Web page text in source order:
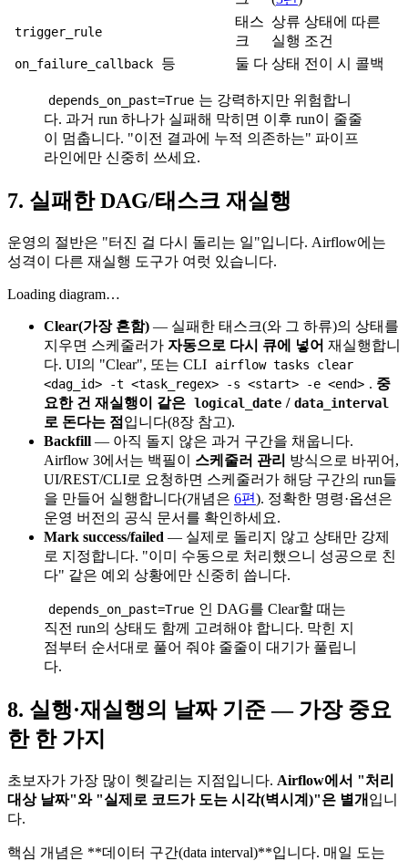
trigger_rule
태스
크
상류 상태에 따른
실행 조건
on_failure_callback 등 둘 다 상태 전이 시 콜백
depends_on_past=True 는 강력하지만 위험합니
다. 과거 run 하나가 실패해 막히면 이후 run이 줄줄
이 멈춥니다. "이전 결과에 누적 의존하는" 파이프
라인에만 신중히 쓰세요.
7. 실패한 DAG/태스크 재실행
운영의 절반은 "터진 걸 다시 돌리는 일"입니다. Airflow에는
성격이 다른 재실행 도구가 여럿 있습니다.
Loading diagram…
Clear(가장 흔함) — 실패한 태스크(와 그 하류)의 상태를
지우면 스케줄러가 자동으로 다시 큐에 넣어 재실행합니
다. UI의 "Clear", 또는 CLI
airflow tasks clear
<dag_id> -t <task_regex> -s <start> -e <end> . 중
요한 건 재실행이 같은 logical_date / data_interval
로 돈다는 점 입니다(8장 참고).
Backfill — 아직 돌지 않은 과거 구간을 채웁니다.
Airflow 3에서는 백필이 스케줄러 관리 방식으로 바뀌어,
UI/REST/CLI로 요청하면 스케줄러가 해당 구간의 run들
을 만들어 실행합니다(개념은 6편). 정확한 명령·옵션은
운영 버전의 공식 문서를 확인하세요.
Mark success/failed — 실제로 돌리지 않고 상태만 강제
로 지정합니다. "이미 수동으로 처리했으니 성공으로 친
다" 같은 예외 상황에만 신중히 씁니다.
depends_on_past=True 인 DAG를 Clear할 때는
직전 run의 상태도 함께 고려해야 합니다. 막힌 지
점부터 순서대로 풀어 줘야 줄줄이 대기가 풀립니
다.
8. 실행·재실행의 날짜 기준 — 가장 중요
한 한 가지
초보자가 가장 많이 헷갈리는 지점입니다. Airflow에서 "처리
대상 날짜"와 "실제로 코드가 도는 시각(벽시계)"은 별개 입니
다.
핵심 개념은 **데이터 구간(data interval)**입니다. 매일 도는